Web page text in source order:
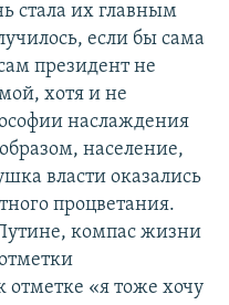
стала их главным
если бы сама
президент не
хотя и не
наслаждения
население,
власти оказались
процветания.
компас жизни
«я тоже хочу